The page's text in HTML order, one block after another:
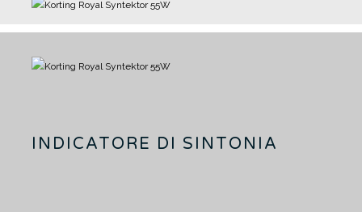
INDICATORE DI SINTONIA